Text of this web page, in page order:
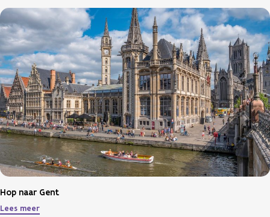
Hop naar Gent
Lees meer